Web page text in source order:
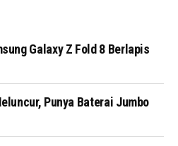
Galaxy Z Fold 8 Berlapis
Punya Baterai Jumbo